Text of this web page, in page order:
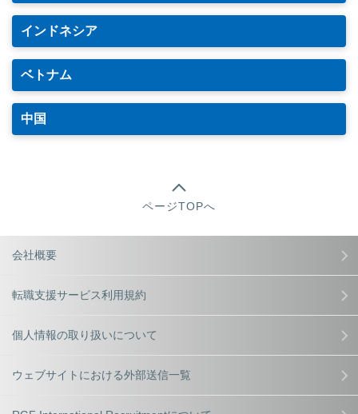
インドネシア
ベトナム
中国
ページTOPへ
会社概要
転職支援サービス利用規約
個人情報の取り扱いについて
ウェブサイトにおける外部送信一覧